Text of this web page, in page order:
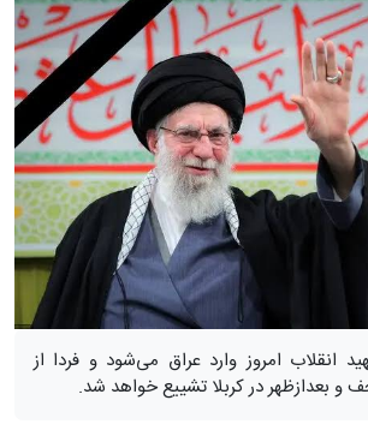
انقلاب امروز وارد عراق می‌شود و فردا از